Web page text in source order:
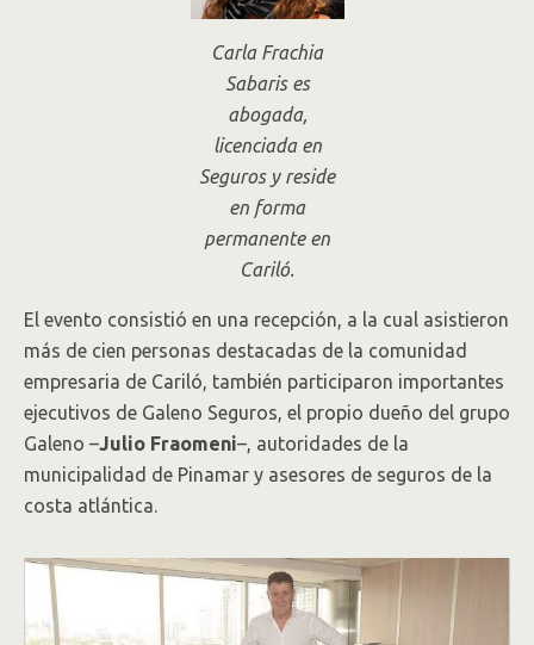
Carla Frachia
Sabaris es
abogada,
licenciada en
Seguros y reside
en forma
permanente en
Cariló.
El evento consistió en una recepción, a la cual asistieron
más de cien personas destacadas de la comunidad
empresaria de Cariló, también participaron importantes
ejecutivos de Galeno Seguros, el propio dueño del grupo
Galeno –Julio Fraomeni–, autoridades de la
municipalidad de Pinamar y asesores de seguros de la
costa atlántica.